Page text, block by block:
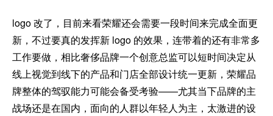
logo 改了，目前来看荣耀还会需要一段时间来完成全面更
新，不过要真的发挥新 logo 的效果，连带着的还有非常多
工作要做，相比奢侈品牌一个创意总监可以短时间决定从
线上视觉到线下的产品和门店全部设计统一更新，荣耀品
牌整体的驾驭能力可能会备受考验——尤其当下品牌的主
战场还是在国内，面向的人群以年轻人为主，太激进的设